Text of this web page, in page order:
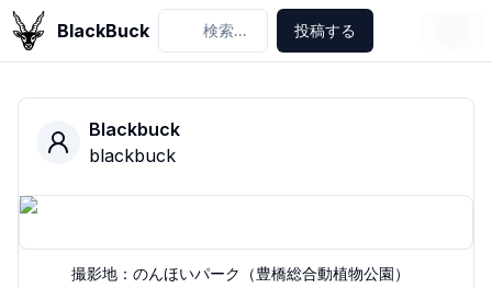
BlackBuck 検索... 投稿する
Blackbuck
blackbuck
撮影地： のんほいパーク（豊橋総合動植物公園）